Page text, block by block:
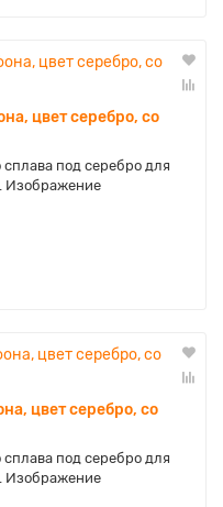
цвет серебро, со
под серебро для
Изображение
цвет серебро, со
под серебро для
Изображение